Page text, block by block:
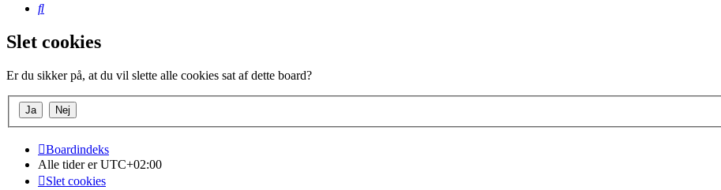
Søg
Slet cookies
Er du sikker på, at du vil slette alle cookies sat af dette board?
Boardindeks
Alle tider erUTC+02:00
Slet cookies